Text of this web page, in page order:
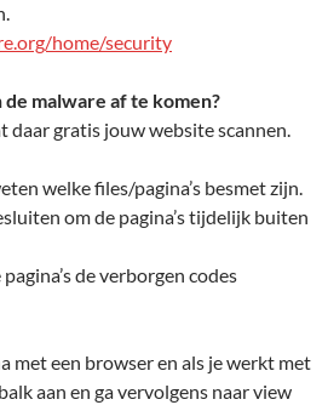
home/security
malware af te komen?
daar gratis jouw website scannen.
welke files/pagina’s besmet zijn.
om de pagina’s tijdelijk buiten
de verborgen codes
met een browser en als je werkt met
aan en ga vervolgens naar view